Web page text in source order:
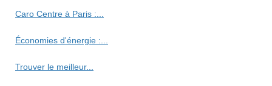
Caro Centre à Paris :...
Économies d'énergie :...
Trouver le meilleur...